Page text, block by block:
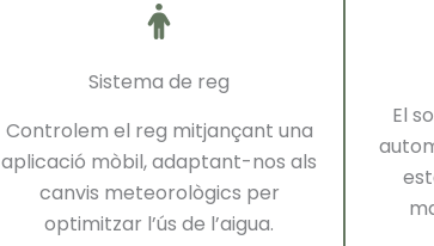
Sistema de reg
Controlem el reg mitjançant una
aplicació mòbil, adaptant-nos als
canvis meteorològics per
optimitzar l’ús de l’aigua.
El